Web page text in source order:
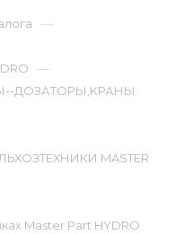
—
—
ДОЗАТОРЫ,КРАНЫ
MASTER
Master Part HYDRO